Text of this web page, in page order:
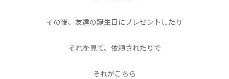
その後、友達の誕生日にプレゼントしたり
それを見て、依頼されたりで
それがこちら